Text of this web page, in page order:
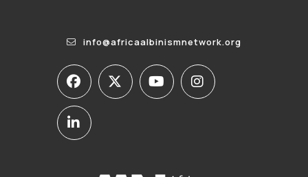
info@africaalbinismnetwork.org